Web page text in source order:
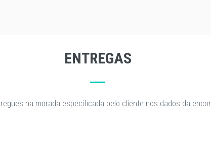
ENTREGAS
na morada especificada pelo cliente nos dados da